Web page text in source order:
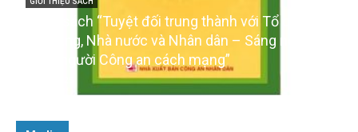
GIỚI THIỆU SÁCH
Ra mắt ba cuốn sách ảnh chào
của Đảng
16/01/2026
với Tổ quốc,
– Sáng ngời tư